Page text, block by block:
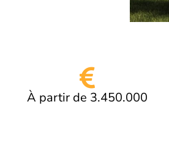
À partir de 3.450.000